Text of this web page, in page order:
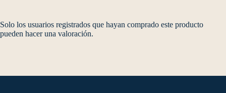
Solo los usuarios registrados que hayan comprado este producto
pueden hacer una valoración.